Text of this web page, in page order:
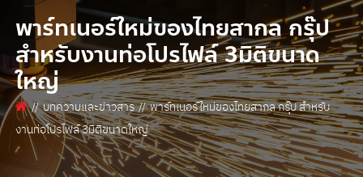
เบอร์ติดต่อกลับ * :
อีเมล * :
สินค้าที่สนใจ :
พาร์ทเนอร์ใหม่ของไทยสากล กรุ๊ป
สำหรับงานท่อโปรไฟล์ 3มิติขนาด
ใหญ่
บทความและข่าวสาร
พาร์ทเนอร์ใหม่ของไทยสากล กรุ๊ป สำหรับ
งานท่อโปรไฟล์ 3มิติขนาดใหญ่